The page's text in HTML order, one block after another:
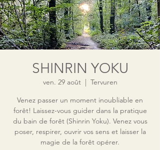
SHINRIN YOKU
ven. 29 août
  |
Tervuren
Venez passer un moment inoubliable en
forêt! Laissez-vous guider dans la pratique
du bain de forêt (Shinrin Yoku). Venez vous
poser, respirer, ouvrir vos sens et laisser la
magie de la forêt opérer.